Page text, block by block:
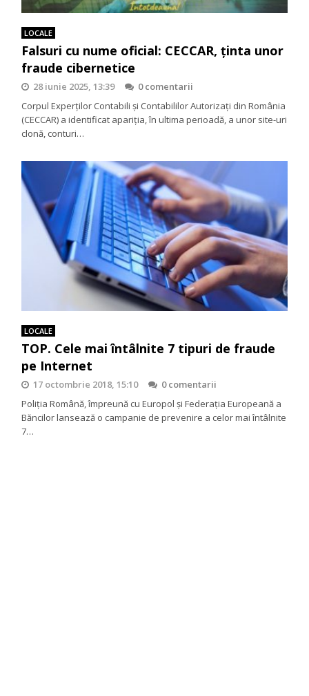
LOCALE
Falsuri cu nume oficial: CECCAR, ținta unor
fraude cibernetice
28 iunie 2025, 13:39
0 comentarii
Corpul Experților Contabili și Contabililor Autorizați din România
(CECCAR) a identificat apariția, în ultima perioadă, a unor site-uri
clonă, conturi…
LOCALE
TOP. Cele mai întâlnite 7 tipuri de fraude
pe Internet
17 octombrie 2018, 15:10
0 comentarii
Poliția Română, împreună cu Europol și Federația Europeană a
Băncilor lansează o campanie de prevenire a celor mai întâlnite
7…